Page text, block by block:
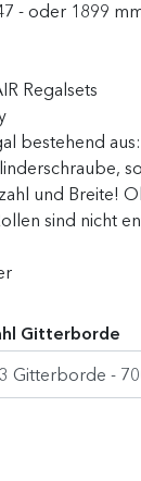
- oder 1899
Regalsets
bestehend
und Breite!
sind nicht
Gitterborde